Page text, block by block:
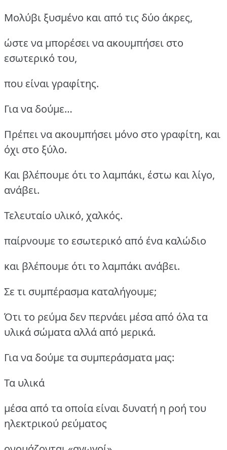
Μολύβι ξυσμένο και από τις δύο άκρες,
ώστε να μπορέσει να ακουμπήσει στο
εσωτερικό του,
που είναι γραφίτης.
Για να δούμε…
Πρέπει να ακουμπήσει μόνο στο γραφίτη, και
όχι στο ξύλο.
Και βλέπουμε ότι το λαμπάκι, έστω και λίγο,
ανάβει.
Τελευταίο υλικό, χαλκός.
παίρνουμε το εσωτερικό από ένα καλώδιο
και βλέπουμε ότι το λαμπάκι ανάβει.
Σε τι συμπέρασμα καταλήγουμε;
Ότι το ρεύμα δεν περνάει μέσα από όλα τα
υλικά σώματα αλλά από μερικά.
Για να δούμε τα συμπεράσματα μας:
Τα υλικά
μέσα από τα οποία είναι δυνατή η ροή του
ηλεκτρικού ρεύματος